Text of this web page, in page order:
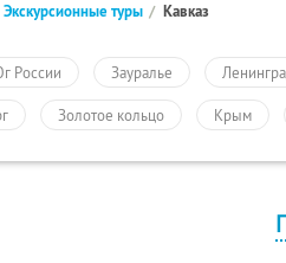
Экскурсионные туры Кавказ
России Зауралье
Золотое кольцо Крым